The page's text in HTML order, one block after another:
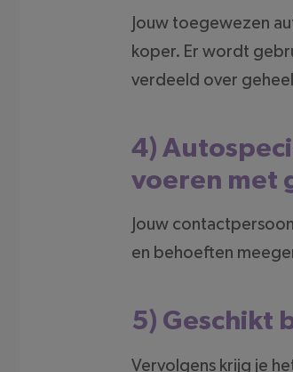
Jouw toegewezen
koper. Er wordt
verdeeld over
4)
voeren met
Jouw
en behoeften
5) Geschikt
Vervolgens krijg je